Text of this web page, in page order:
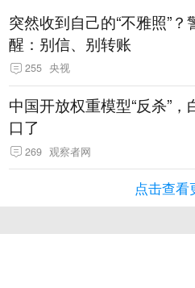
突然收到自己的“不雅照”？
醒：别信、别转账
255 央视
中国开放权重模型“反杀”，
口了
269 观察者网
点击查看